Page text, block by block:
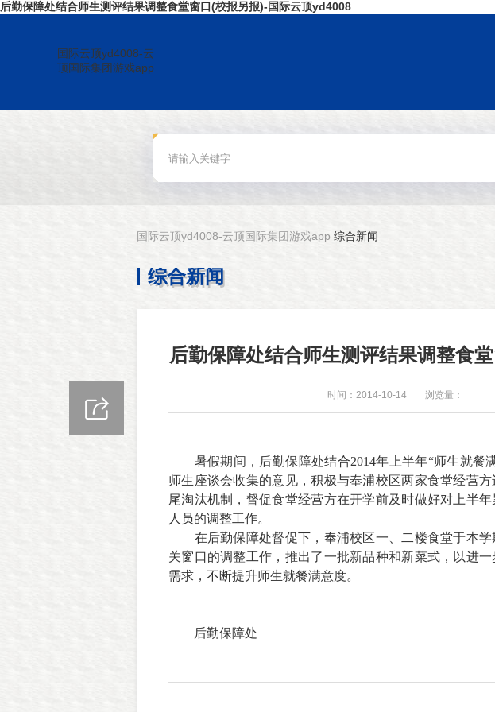
后勤保障处结合师生测评结果调整食堂窗口(校报另报)-国际云顶yd4008
国际云顶yd4008-云
顶国际集团游戏app
国际云顶yd4008-云顶国际集团游戏app 综合新闻
综合新闻
后勤保障处结合师生测评结果调整食
时间：2014-10-14 浏览量：
暑假期间，后勤保障处结合2014年上半年“师生就餐
师生座谈会收集的意见，积极与奉浦校区两家食堂经营
尾淘汰机制，督促食堂经营方在开学前及时做好对上半
人员的调整工作。
在后勤保障处督促下，奉浦校区一、二楼食堂于本
关窗口的调整工作，推出了一批新品种和新菜式，以进
需求，不断提升师生就餐满意度。
后勤保障处